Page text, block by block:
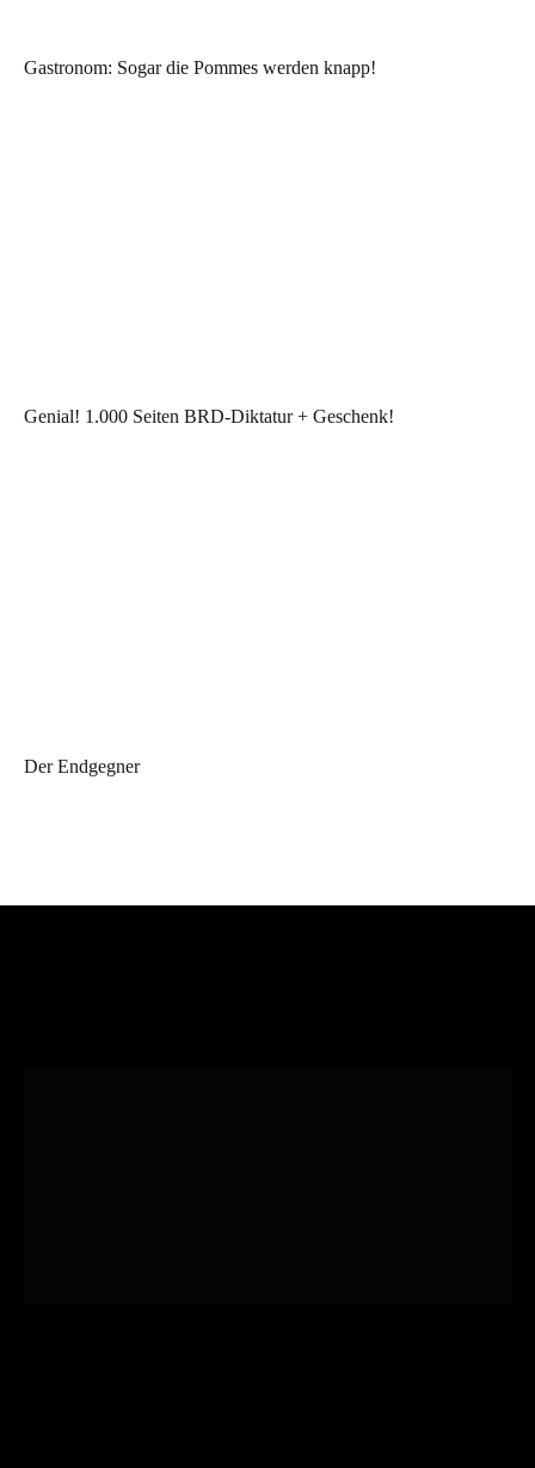
Gastronom: Sogar die Pommes werden knapp!
Genial! 1.000 Seiten BRD-Diktatur + Geschenk!
Der Endgegner